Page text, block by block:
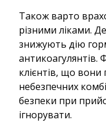
Також варто
різними ліками.
знижують дію
клієнтів, що
небезпечних
безпеки при
ігнорувати.